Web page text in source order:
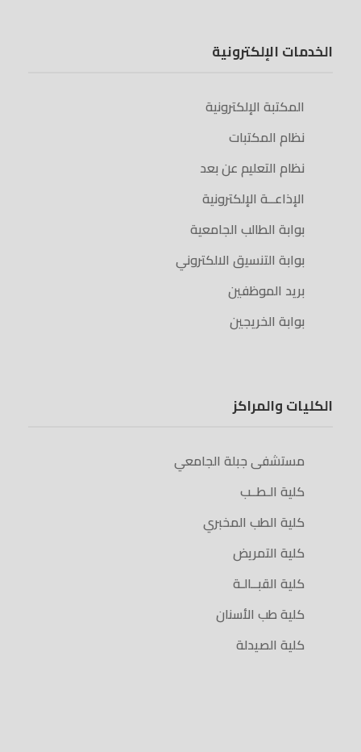
الخدمات الإلكترونية
المكتبة الإلكترونية
نظام المكتبات
نظام التعليم عن بعد
الإذاعــة الإلكترونية
بوابة الطالب الجامعية
بوابة التنسيق الالكتروني
بريد الموظفين
بوابة الخريجين
الكليات والمراكز
مستشفى جبلة الجامعي
كلية الـطــب
كلية الطب المخبري
كلية التمريض
كلية القبــالـة
كلية طب الأسنان
كلية الصيدلة